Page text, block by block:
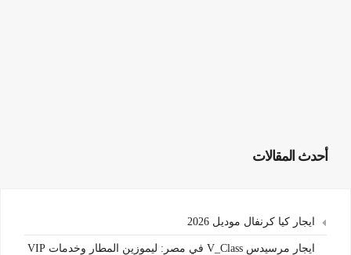
أحدث المقالات
ايجار كيا كرنفال موديل 2026
ايجار مرسيدس V_Class في مصر: ليموزين المطار وخدمات VIP